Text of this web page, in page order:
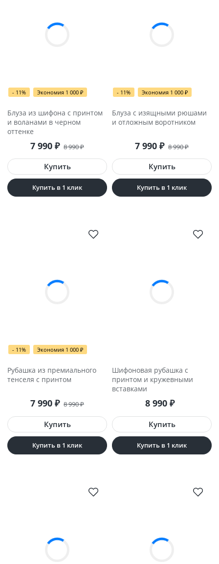
- 11% Экономия 1 000 ₽
Блуза из шифона с принтом
и воланами в черном
оттенке
7 990 ₽ 8 990₽
Купить в 1 клик
- 11% Экономия 1 000 ₽
Блуза с изящными рюшами
и отложным воротником
7 990 ₽ 8 990₽
Купить в 1 клик
- 11% Экономия 1 000 ₽
Рубашка из премиального
тенселя с принтом
7 990 ₽ 8 990₽
Купить в 1 клик
Шифоновая рубашка с
принтом и кружевными
вставками
8 990 ₽
Купить в 1 клик